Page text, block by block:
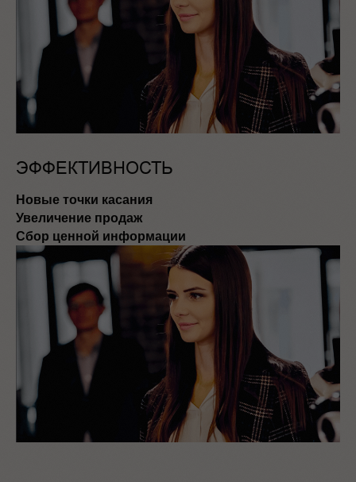
ЭФФЕКТИВНОСТЬ
Новые точки касания
Увеличение продаж
Сбор ценной информации